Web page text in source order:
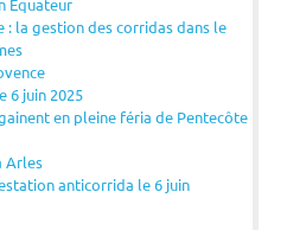
: la gestion des corridas dans le
6 juin 2025
en pleine féria de Pentecôte
Arles
anticorrida le 6 juin